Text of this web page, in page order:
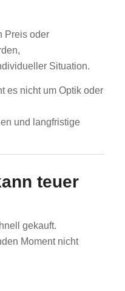
Preis oder
Situation.
es nicht um Optik oder
und langfristige
teuer
gekauft.
Moment nicht